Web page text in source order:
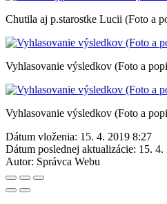
Chutila aj p.starostke Lucii (Foto a
Vyhlasovanie výsledkov (Foto a
Vyhlasovanie výsledkov (Foto a
Dátum vloženia: 15. 4. 2019 8:27
Dátum poslednej aktualizácie: 15. 4.
Autor: Správca Webu